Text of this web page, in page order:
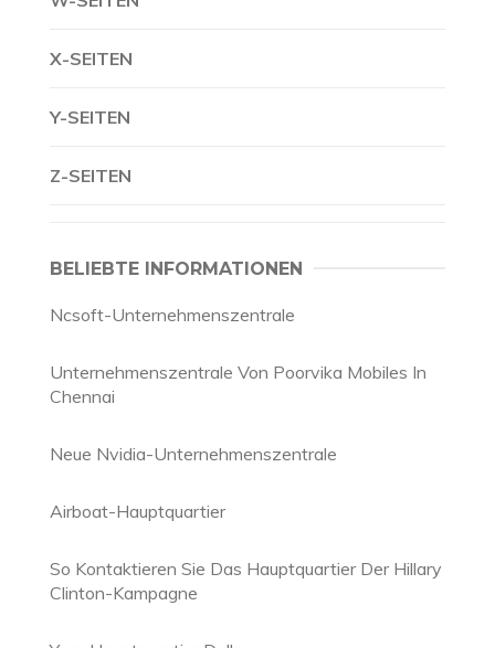
X-SEITEN
Y-SEITEN
Z-SEITEN
BELIEBTE INFORMATIONEN
Ncsoft-Unternehmenszentrale
Unternehmenszentrale Von Poorvika Mobiles In
Chennai
Neue Nvidia-Unternehmenszentrale
Airboat-Hauptquartier
So Kontaktieren Sie Das Hauptquartier Der Hillary
Clinton-Kampagne